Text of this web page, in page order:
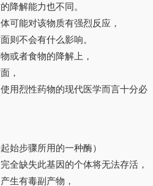
降解能力也不同。
可能对该物质有强烈反应，
则不会有什么影响。
或者食物的降解上，
，
用烈性药物的现代医学而言十分必
始步骤所用的一种酶）
全缺失此基因的个体将无法存活，
生有毒副产物，